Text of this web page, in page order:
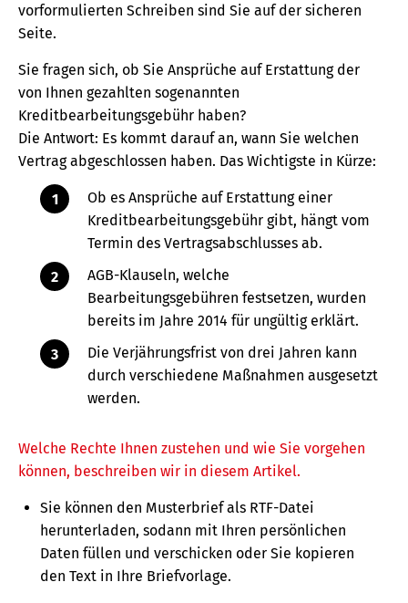
vorformulierten Schreiben sind Sie auf der sicheren
Seite.
Sie fragen sich, ob Sie Ansprüche auf Erstattung der
von Ihnen gezahlten sogenannten
Kreditbearbeitungsgebühr haben?
Die Antwort: Es kommt darauf an, wann Sie welchen
Vertrag abgeschlossen haben. Das Wichtigste in Kürze:
Ob es Ansprüche auf Erstattung einer
Kreditbearbeitungsgebühr gibt, hängt vom
Termin des Vertragsabschlusses ab.
AGB-Klauseln, welche
Bearbeitungsgebühren festsetzen, wurden
bereits im Jahre 2014 für ungültig erklärt.
Die Verjährungsfrist von drei Jahren kann
durch verschiedene Maßnahmen ausgesetzt
werden.
Welche Rechte Ihnen zustehen und wie Sie vorgehen
können, beschreiben wir in diesem Artikel.
Sie können den Musterbrief als RTF-Datei
herunterladen, sodann mit Ihren persönlichen
Daten füllen und verschicken oder Sie kopieren
den Text in Ihre Briefvorlage.